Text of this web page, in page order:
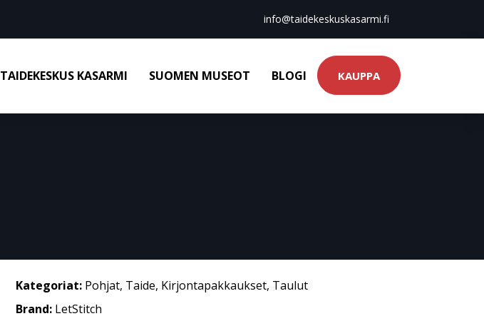
info@taidekeskuskasarmi.fi
TAIDEKESKUS KASARMI SUOMEN MUSEOT BLOGI KAUPPA
Kategoriat: Pohjat, Taide, Kirjontapakkaukset, Taulut
Brand: LetStitch